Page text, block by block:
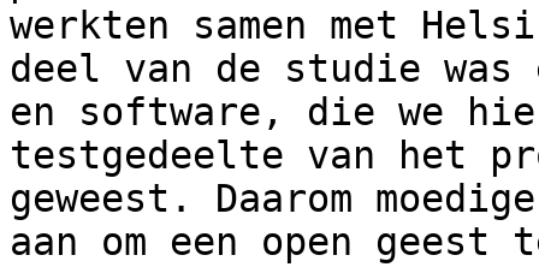
werkten samen met
deel van de studie was
en software, die we
testgedeelte van het
geweest. Daarom
aan om een open geest